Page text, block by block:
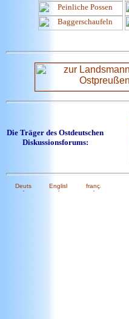
Die Träger des Ostdeutschen
Diskussionsforums: